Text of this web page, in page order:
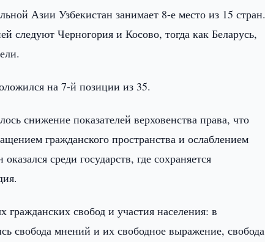
Азии Узбекистан занимает 8-е место из 15 стран.
следуют Черногория и Косово, тогда как Беларусь,
на 7-й позиции из 35.
снижение показателей верховенства права, что
гражданского пространства и ослаблением
среди государств, где сохраняется
свобод и участия населения: в
свобода мнений и их свободное выражение, свобода